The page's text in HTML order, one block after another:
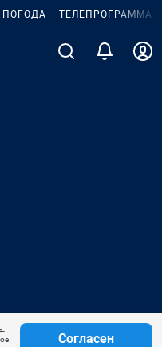
ПОГОДА ТЕЛЕПРОГРАММА
Согласен